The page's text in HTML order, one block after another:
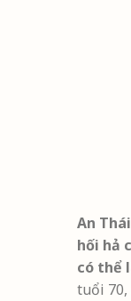
An
hối hả
có thể
tuổi 70,